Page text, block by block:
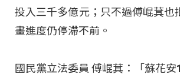
投入三千多億元；只不過傅崐萁也
畫進度仍停滯不前。
國民黨立法委員 傅崐萁：「蘇花